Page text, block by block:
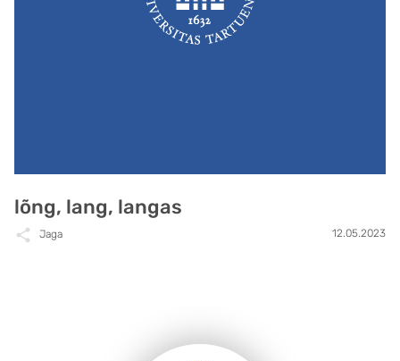
lõng, lang, langas
Jaga 12.05.2023